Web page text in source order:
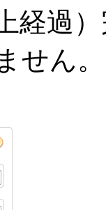
経過
せん。